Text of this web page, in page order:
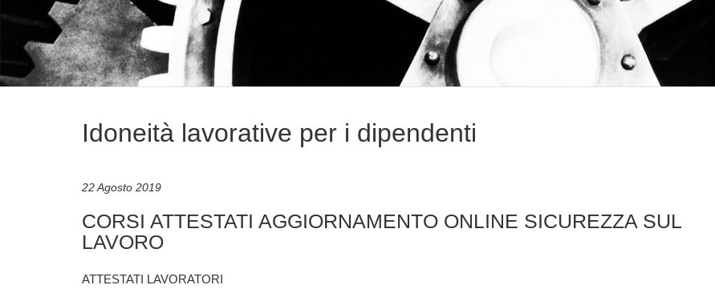
Idoneità lavorative per i dipendenti
22 Agosto 2019
CORSI ATTESTATI AGGIORNAMENTO ONLINE SICUREZZA SUL
LAVORO
ATTESTATI LAVORATORI